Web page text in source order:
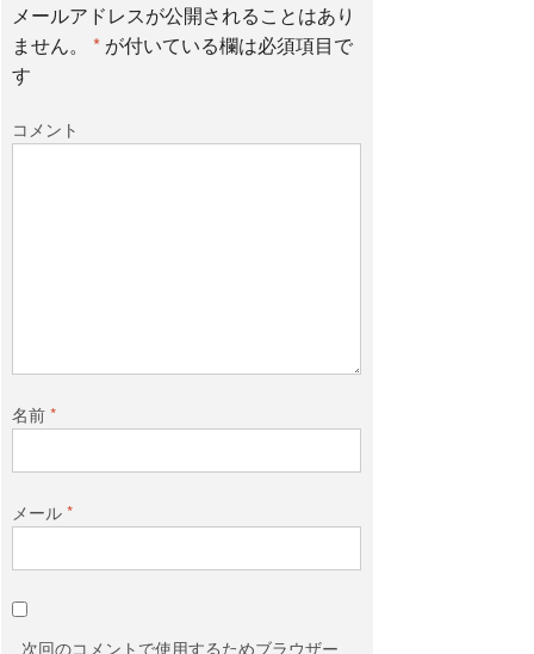
メールアドレスが公開されることはあり
ません。
* が付いている欄は必須項目で
す
コメント
名前*
メール*
次回のコメントで使用するためブラウザー